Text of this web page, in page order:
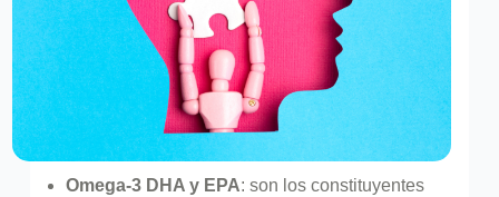
Omega-3 DHA y EPA: son los constituyentes